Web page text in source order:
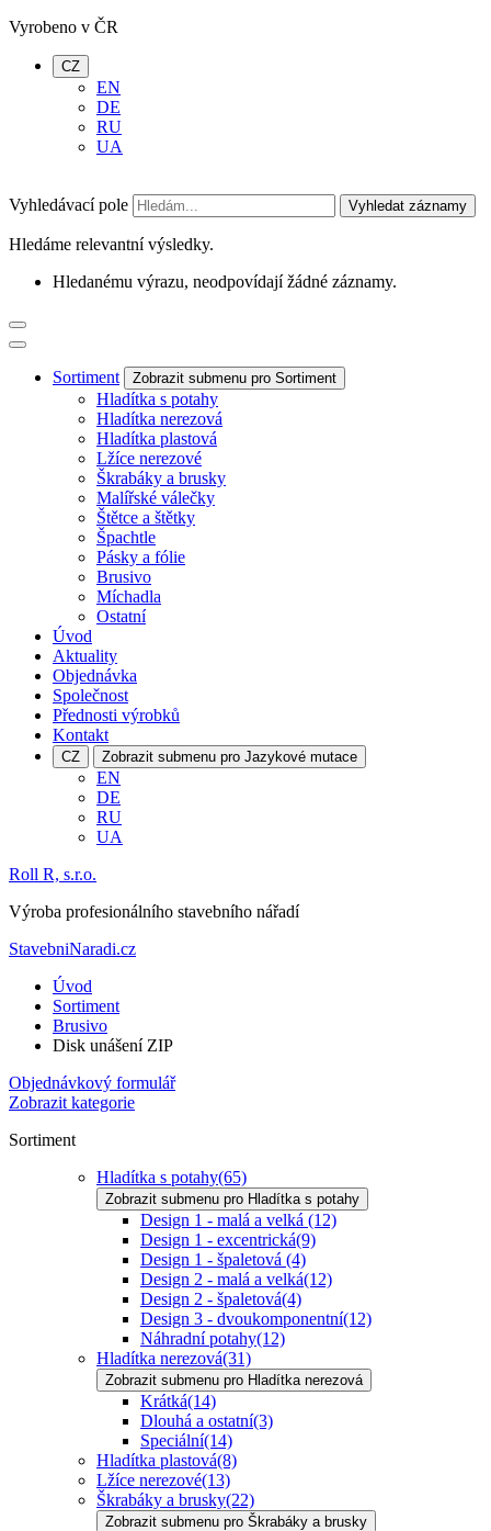
Vyrobeno v ČR
CZ
EN
DE
RU
UA
Vyhledávací pole Vyhledat záznamy
Hledáme relevantní výsledky.
Hledanému výrazu, neodpovídají žádné záznamy.
Sortiment Zobrazit submenu pro Sortiment
Hladítka s potahy
Hladítka nerezová
Hladítka plastová
Lžíce nerezové
Škrabáky a brusky
Malířské válečky
Štětce a štětky
Špachtle
Pásky a fólie
Brusivo
Míchadla
Ostatní
Úvod
Aktuality
Objednávka
Společnost
Přednosti výrobků
Kontakt
CZ Zobrazit submenu pro Jazykové mutace
EN
DE
RU
UA
Roll R, s.r.o.
Výroba profesionálního stavebního nářadí
StavebniNaradi.cz
Úvod
Sortiment
Brusivo
Disk unášení ZIP
Objednávkový formulář
Zobrazit kategorie
Sortiment
Hladítka s potahy(65)
Zobrazit submenu pro Hladítka s potahy
Design 1 - malá a velká (12)
Design 1 - excentrická(9)
Design 1 - špaletová (4)
Design 2 - malá a velká(12)
Design 2 - špaletová(4)
Design 3 - dvoukomponentní(12)
Náhradní potahy(12)
Hladítka nerezová(31)
Zobrazit submenu pro Hladítka nerezová
Krátká(14)
Dlouhá a ostatní(3)
Speciální(14)
Hladítka plastová(8)
Lžíce nerezové(13)
Škrabáky a brusky(22)
Zobrazit submenu pro Škrabáky a brusky